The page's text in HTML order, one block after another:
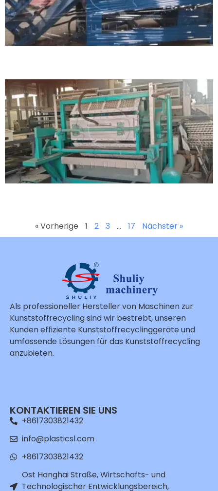
« Vorherige 1 2 3 … 17 Nächster »
Als professioneller Hersteller von Maschinen zur
Kunststoffrecycling sind wir bestrebt, unseren
Kunden effiziente Kunststoffrecyclinggeräte und
umfassende Lösungen für das Kunststoffrecycling
anzubieten.
KONTAKTIEREN SIE UNS
+8617303821432
info@plasticsl.com
+8617303821432
Ost Hanghai Straße, Wirtschafts- und
Technologischer Entwicklungsbereich,